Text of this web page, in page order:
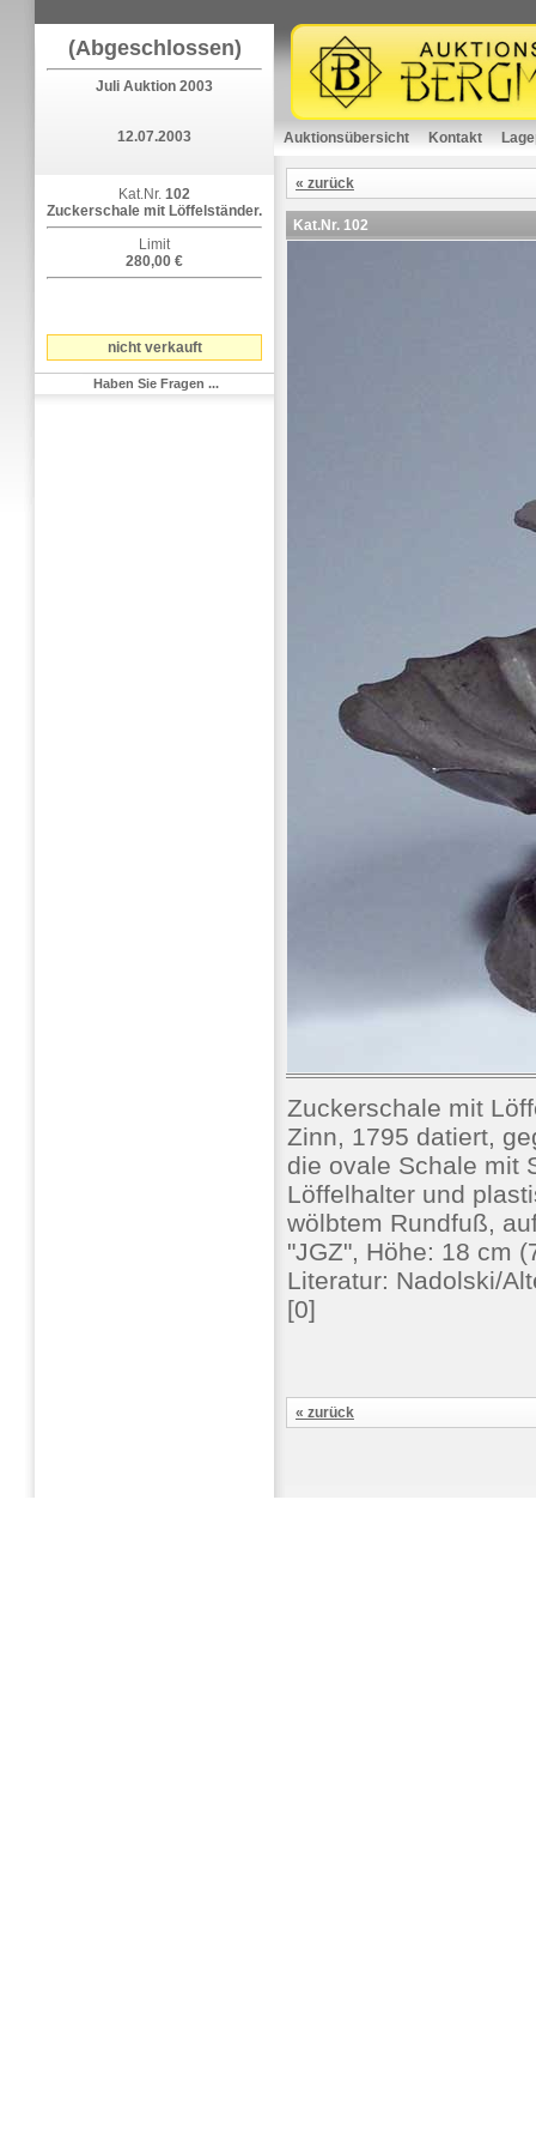
(Abgeschlossen)
Juli Auktion 2003
12.07.2003
Kat.Nr. 102
Zuckerschale mit Löffelständer.
Limit
280,00 €
nicht verkauft
Haben Sie Fragen ...
Auktionsübersicht Kontakt
« zurück
Kat.Nr. 102
Zuckerschale mit
Zinn, 1795 datiert,
die ovale Schale mit
Löffelhalter und
wölbtem Rundfuß,
"JGZ", Höhe: 18 cm
Literatur: Nadolski/
[0]
« zurück